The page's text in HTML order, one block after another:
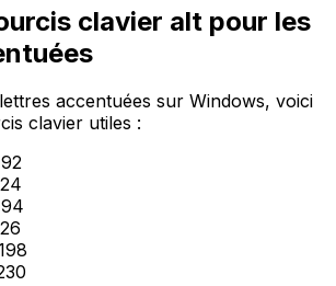
clavier alt pour les
accentuées sur Windows, voici
clavier utiles :